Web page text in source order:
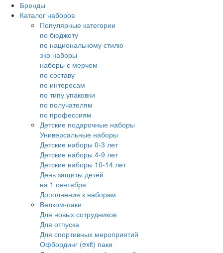
Бренды
Каталог наборов
Популярные категории
по бюджету
по национальному стилю
эко наборы
наборы с мерчем
по составу
по интересам
по типу упаковки
по получателям
по профессиям
Детские подарочные наборы
Универсальные наборы
Детские наборы 0-3 лет
Детские наборы 4-9 лет
Детские наборы 10-14 лет
День защиты детей
на 1 сентября
Дополнения к наборам
Велком-паки
Для новых сотрудников
Для отпуска
Для спортивных мероприятий
Офбординг (exit) паки